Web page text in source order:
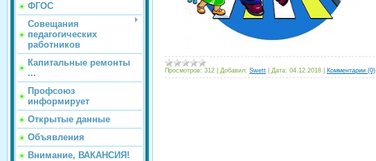
ФГОС
Совещания
педагогических
работников
Капитальные ремонты
...
Профсоюз
информирует
Открытые данные
Объявления
Внимание, ВАКАНСИЯ!
Просмотров: 312 Добавил: Swett Дата: 04.12.2018 Комментарии (0)